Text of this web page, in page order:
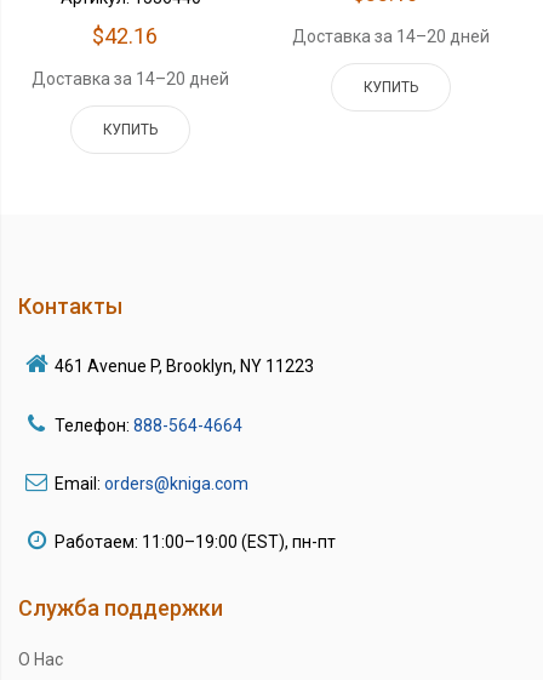
$42.16
Доставка за 14–20 дней
КУПИТЬ
Доставка за 14–20 дней
КУПИТЬ
Контакты
461 Avenue P, Brooklyn, NY 11223
Телефон: 888-564-4664
Email: orders@kniga.com
Работаем: 11:00–19:00 (EST), пн-пт
Служба поддержки
О Нас